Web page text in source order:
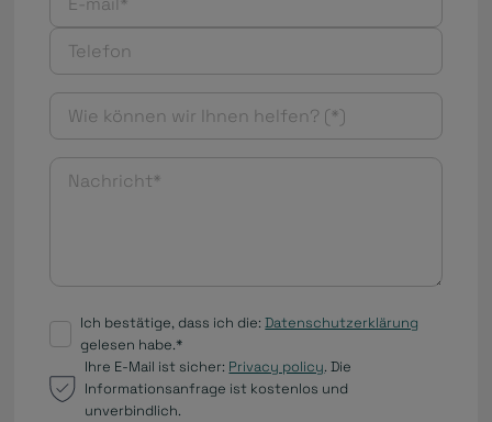
Ich bestätige, dass ich die:Datenschutzerklärung
gelesen habe.*
Ihre E-Mail ist sicher: Privacy policy. Die
Informationsanfrage ist kostenlos und
unverbindlich.